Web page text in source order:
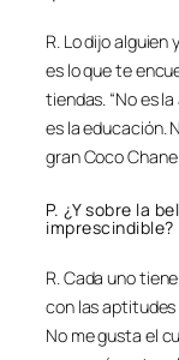
R. Lo dijo
es lo que te
tiendas. “No es
es la educación.
gran Coco
P. ¿Y sobre la
imprescindible?
R. Cada uno
con las
No me gusta el